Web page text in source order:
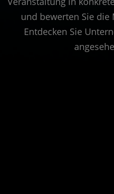
und bewerten Sie
Entdecken Sie